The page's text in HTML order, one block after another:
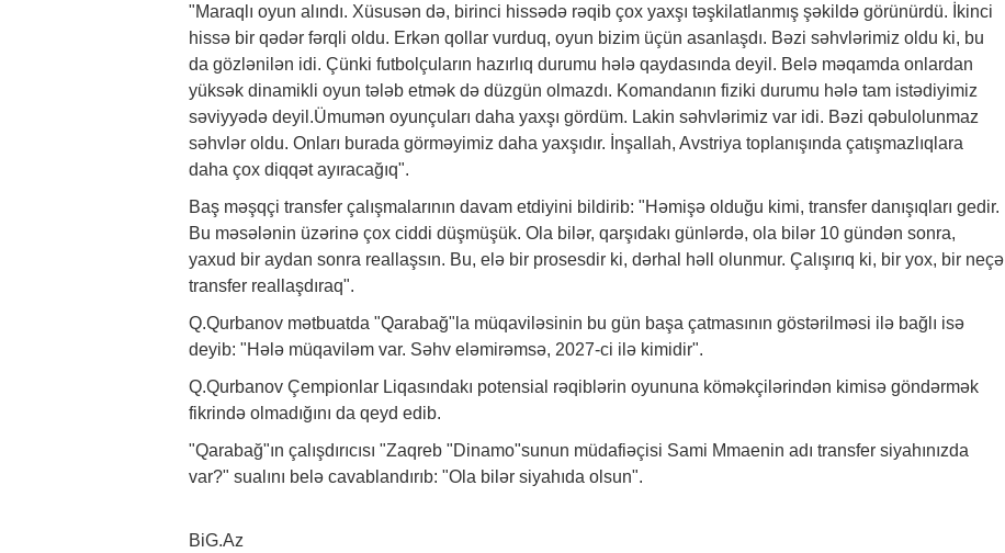
"Maraqlı oyun alındı. Xüsusən də, birinci hissədə rəqib çox yaxşı təşkilatlanmış şəkildə görünürdü. İkinci
hissə bir qədər fərqli oldu. Erkən qollar vurduq, oyun bizim üçün asanlaşdı. Bəzi səhvlərimiz oldu ki, bu
da gözlənilən idi. Çünki futbolçuların hazırlıq durumu hələ qaydasında deyil. Belə məqamda onlardan
yüksək dinamikli oyun tələb etmək də düzgün olmazdı. Komandanın fiziki durumu hələ tam istədiyimiz
səviyyədə deyil.Ümumən oyunçuları daha yaxşı gördüm. Lakin səhvlərimiz var idi. Bəzi qəbulolunmaz
səhvlər oldu. Onları burada görməyimiz daha yaxşıdır. İnşallah, Avstriya toplanışında çatışmazlıqlara
daha çox diqqət ayıracağıq".
Baş məşqçi transfer çalışmalarının davam etdiyini bildirib: "Həmişə olduğu kimi, transfer danışıqları gedir.
Bu məsələnin üzərinə çox ciddi düşmüşük. Ola bilər, qarşıdakı günlərdə, ola bilər 10 gündən sonra,
yaxud bir aydan sonra reallaşsın. Bu, elə bir prosesdir ki, dərhal həll olunmur. Çalışırıq ki, bir yox, bir neçə
transfer reallaşdıraq".
Q.Qurbanov mətbuatda "Qarabağ"la müqaviləsinin bu gün başa çatmasının göstərilməsi ilə bağlı isə
deyib: "Hələ müqaviləm var. Səhv eləmirəmsə, 2027-ci ilə kimidir".
Q.Qurbanov Çempionlar Liqasındakı potensial rəqiblərin oyununa köməkçilərindən kimisə göndərmək
fikrində olmadığını da qeyd edib.
"Qarabağ"ın çalışdırıcısı "Zaqreb "Dinamo"sunun müdafiəçisi Sami Mmaenin adı transfer siyahınızda
var?" sualını belə cavablandırıb: "Ola bilər siyahıda olsun".
BiG.Az